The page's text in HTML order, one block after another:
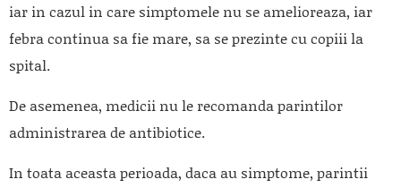
iar in cazul in care simptomele nu se amelioreaza, iar
febra continua sa fie mare, sa se prezinte cu copiii la
spital.
De asemenea, medicii nu le recomanda parintilor
administrarea de antibiotice.
In toata aceasta perioada, daca au simptome, parintii